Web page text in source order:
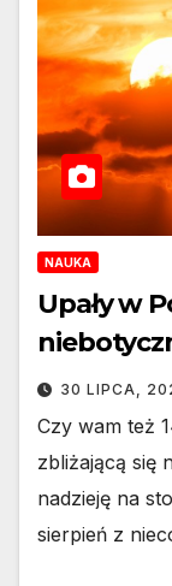
NAUKA
Upały w
30 LIPCA,
Czy wam też
zbliżającą się
nadzieję na
sierpień z